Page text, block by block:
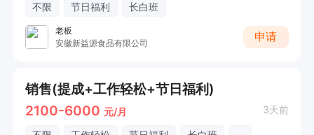
不限 节日福利 长白班
老板
安徽新益源食品有限公司
申请
销售(提成+工作轻松+节日福利)
2100-6000 元/月 3天前